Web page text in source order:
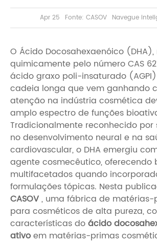
Apr 25 Fonte: CASOV Navegue
O Ácido Docosahexaenóico
quimicamente pelo número CAS
ácido graxo poli-insaturado
cadeia longa que vem ganhando
atenção na indústria cosmética
amplo espectro de funções
Tradicionalmente reconhecido por
no desenvolvimento neural e na
cardiovascular, o DHA emergiu
agente cosmecêutico, oferecendo
multifacetados quando
formulações tópicas. Nesta
CASOV, uma fábrica de matérias-
para cosméticos de alta pureza,
características doácido
ativoem matérias-primas